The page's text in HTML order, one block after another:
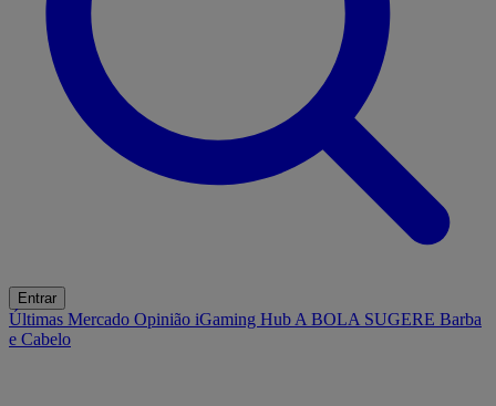
Entrar
Últimas Mercado Opinião iGaming Hub A BOLA SUGERE Barba
e Cabelo